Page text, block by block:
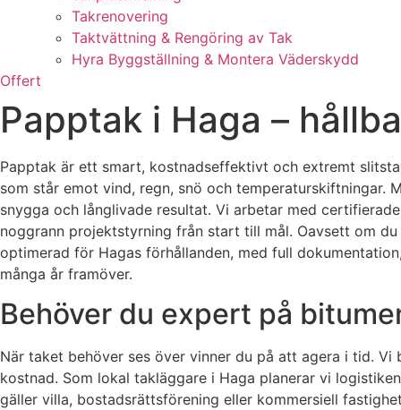
Takrenovering
Taktvättning & Rengöring av Tak
Hyra Byggställning & Montera Väderskydd
Offert
Papptak i Haga –
Papptak är ett smart, kostnadseffektivt och extremt
som står emot vind, regn, snö och temperaturskiftningar.
snygga och långlivade resultat. Vi arbetar med
noggrann projektstyrning från start till mål. Oavsett om
optimerad för Hagas förhållanden, med full
många år framöver.
Behöver du expert på
När taket behöver ses över vinner du på att agera i tid.
kostnad. Som lokal takläggare i Haga planerar vi
gäller villa, bostadsrättsförening eller kommersiell